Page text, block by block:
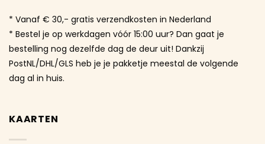
* Vanaf € 30,- gratis verzendkosten in Nederland
* Bestel je op werkdagen vóór 15:00 uur? Dan gaat je
bestelling nog dezelfde dag de deur uit! Dankzij
PostNL/DHL/GLS heb je je pakketje meestal de volgende
dag al in huis.
KAARTEN